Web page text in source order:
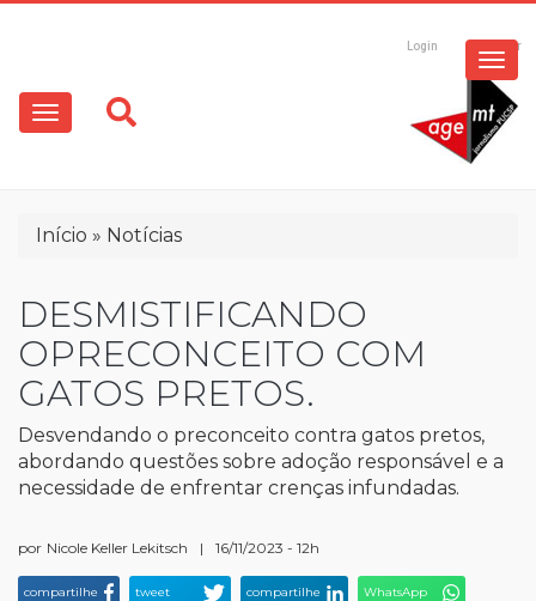
conteúdo
principal
Login Registrar
Main
navigation
Trilha
navegação
Início Notícias
DESMISTIFICANDO
OPRECONCEITO COM
GATOS PRETOS.
Desvendando o preconceito contra gatos pretos,
abordando questões sobre adoção responsável e a
necessidade de enfrentar crenças infundadas.
por Nicole Keller Lekitsch | 16/11/2023 - 12h
compartilhe tweet compartilhe WhatsApp